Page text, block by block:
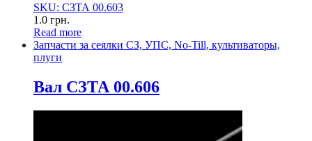
SKU: СЗТА 00.603
1.0 грн.
Read more
Запчасти за сеялки СЗ, УПС, No-Till, культиваторы,
плуги
Вал СЗТА 00.606